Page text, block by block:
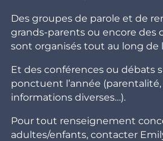
Des groupes de parole et de
grands-parents ou encore des
sont organisés tout au long de
Et des conférences ou débats
ponctuent l’année (parentalité,
informations diverses…).
Pour tout renseignement
adultes/enfants, contacter